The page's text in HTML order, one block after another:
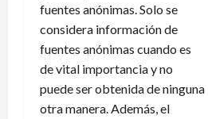
fuentes anónimas. Solo se
considera información de
fuentes anónimas cuando es
de vital importancia y no
puede ser obtenida de ninguna
otra manera. Además, el